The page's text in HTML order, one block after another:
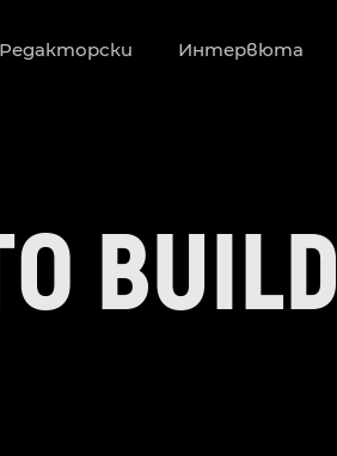
Редакторски Интервюта
BUILD